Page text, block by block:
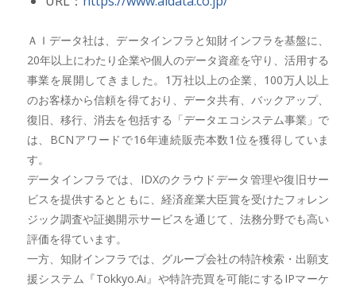
ＡＩデータ社は、データインフラと知財インフラを基盤に、
20年以上にわたり企業や個人のデータ資産を守り、活用する
事業を展開してきました。1万社以上の企業、100万人以上
のお客様から信頼を得ており、データ共有、バックアップ、
復旧、移行、消去を包括する「データエコシステム事業」で
は、BCNアワードで16年連続販売本数1位を獲得していま
す。
データインフラでは、IDXのクラウドデータ管理や復旧サー
ビスを提供するとともに、経済産業大臣賞を受けたフォレン
ジック調査や証拠開示サービスを通じて、法務分野でも高い
評価を得ています。
一方、知財インフラでは、グループ会社の特許検索・出願支
援システム『Tokkyo.Ai』や特許売買を可能にするIPマーケ